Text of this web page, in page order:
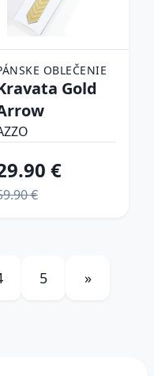
OBLEČENIE
Gold
€
€
5 »